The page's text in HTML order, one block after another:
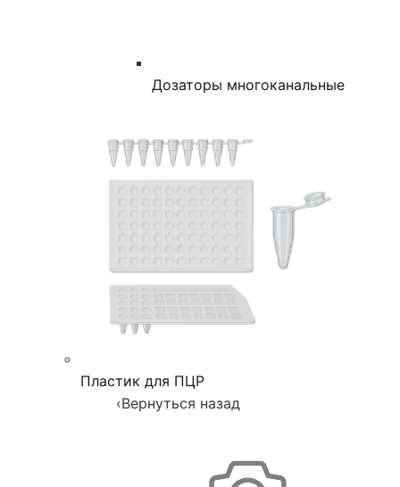
Дозаторы многоканальные
Пластик для ПЦР
‹Вернуться назад